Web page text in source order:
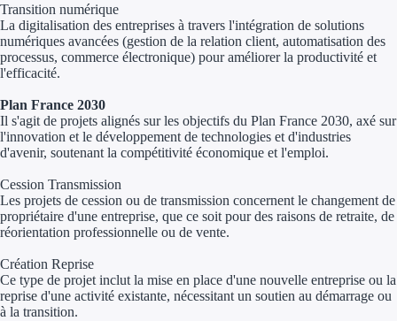
Par financeur
Aides par
Aides
Solutions MAPi
Trouvez des idées de
Transition numérique
La digitalisation des entreprises à travers l'intégration de solutions
numériques avancées (gestion de la relation client, automatisation des
processus, commerce électronique) pour améliorer la productivité et
l'efficacité.
Plan France 2030
Il s'agit de projets alignés sur les objectifs du Plan France 2030, axé sur
l'innovation et le développement de technologies et d'industries
d'avenir, soutenant la compétitivité économique et l'emploi.
Cession Transmission
Les projets de cession ou de transmission concernent le changement de
propriétaire d'une entreprise, que ce soit pour des raisons de retraite, de
réorientation professionnelle ou de vente.
Création Reprise
Ce type de projet inclut la mise en place d'une nouvelle entreprise ou la
reprise d'une activité existante, nécessitant un soutien au démarrage ou
à la transition.